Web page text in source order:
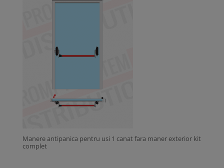
Manere antipanica pentru usi 1 canat fara maner exterior kit
complet